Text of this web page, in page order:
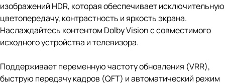
изображений HDR, которая обеспечивает исключительную
цветопередачу, контрастность и яркость экрана.
Наслаждайтесь контентом Dolby Vision с совместимого
исходного устройства и телевизора.
Поддерживает переменную частоту обновления (VRR),
быструю передачу кадров (QFT) и автоматический режим